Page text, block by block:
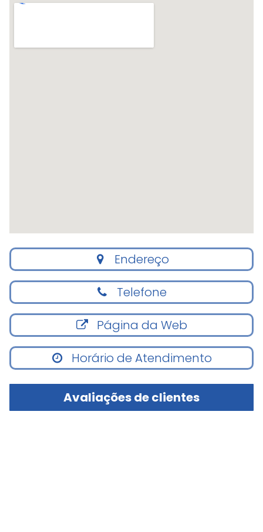
Endereço
Telefone
Página da Web
Horário de Atendimento
Avaliações de clientes